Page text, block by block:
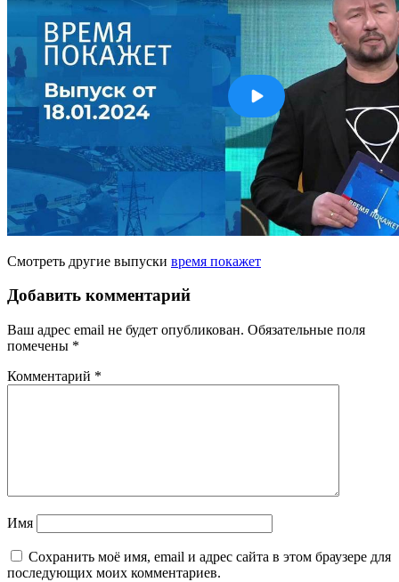
Смотреть другие выпуски время покажет
Добавить комментарий
Ваш адрес email не будет опубликован. Обязательные поля
помечены *
Комментарий *
Имя
Сохранить моё имя, email и адрес сайта в этом браузере для
последующих моих комментариев.